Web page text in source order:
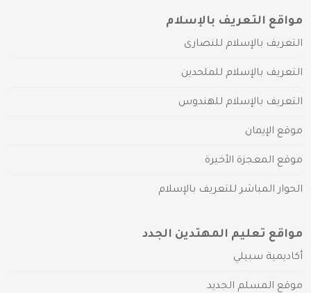
مواقع التعريف بالإسلام
التعريف بالإسلام للنصارى
التعريف بالإسلام للملحدين
التعريف بالإسلام للهندوس
موقع الإيمان
موقع المعجزة الأخيرة
الحوار المباشر للتعريف بالإسلام
مواقع تعليم المهتدين الجدد
أكاديمية سبيلي
موقع المسلم الجديد